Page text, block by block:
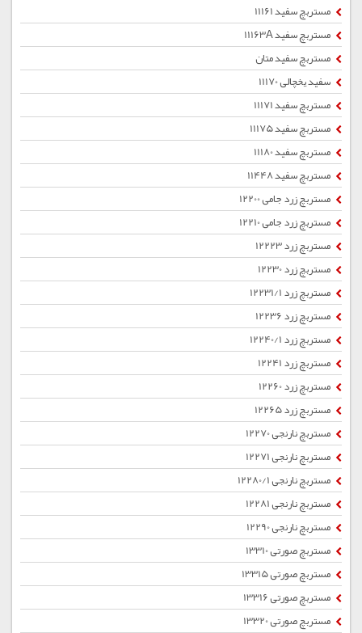
مستربچ سفید 11161
مستربچ سفید 11163A
مستربچ سفید متان
سفید یخچالی 11170
مستربچ سفید 11171
مستربچ سفید 11175
مستربچ سفید 11180
مستربچ سفید 11448
مستربچ زرد جامی 12200
مستربچ زرد جامی 12210
مستربچ زرد 12223
مستربچ زرد 12230
مستربچ زرد 12231/1
مستربچ زرد 12236
مستربچ زرد 12240/1
مستربچ زرد 12241
مستربچ زرد 12260
مستربچ زرد 12265
مستربچ نارنجی 12270
مستربچ نارنجی 12271
مستربچ نارنجی 12280/1
مستربچ نارنجی 12281
مستربچ نارنجی 12290
مستربچ صورتی 13310
مستربچ صورتی 13315
مستربچ صورتی 13316
مستربچ صورتی 13320